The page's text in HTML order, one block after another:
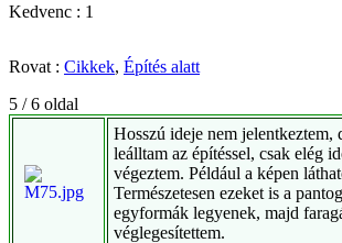
Kedvenc : 1
Rovat : Cikkek, Építés alatt
5 / 6 oldal
Hosszú ideje nem jelentkeztem,
leálltam az építéssel, csak elég
végeztem. Például a képen
Természetesen ezeket is a
egyformák legyenek, majd
véglegesítettem.